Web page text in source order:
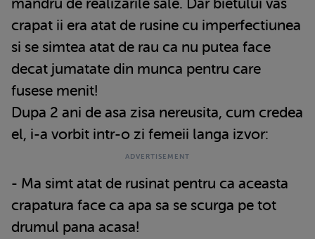
crapat ii era atat de rusine cu imperfectiunea
si se simtea atat de rau ca nu putea face
decat jumatate din munca pentru care
fusese menit!
Dupa 2 ani de asa zisa nereusita, cum credea
el, i-a vorbit intr-o zi femeii langa izvor:
- Ma simt atat de rusinat pentru ca aceasta
crapatura face ca apa sa se scurga pe tot
drumul pana acasa!